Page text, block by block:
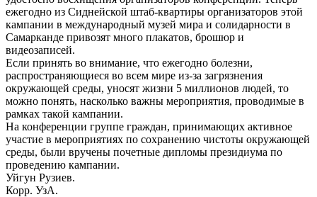
ежегодно из Сиднейской штаб-квартиры организаторов этой
кампании в международный музей мира и солидарности в
Самарканде привозят много плакатов, брошюр и
видеозаписей.
Если принять во внимание, что ежегодно болезни,
распространяющиеся во всем мире из-за загрязнения
окружающей среды, уносят жизни 5 миллионов людей, то
можно понять, насколько важны мероприятия, проводимые в
рамках такой кампании.
На конференции группе граждан, принимающих активное
участие в мероприятиях по сохранению чистоты окружающей
среды, были вручены почетные дипломы президиума по
проведению кампании.
Уйгун Рузиев.
Корр. УзА.